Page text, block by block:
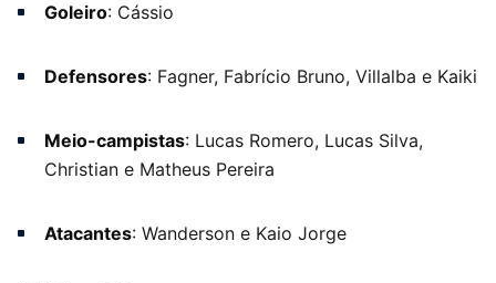
Goleiro: Cássio
Defensores: Fagner, Fabrício Bruno, Villalba e Kaiki
Meio-campistas: Lucas Romero, Lucas Silva,
Christian e Matheus Pereira
Atacantes: Wanderson e Kaio Jorge